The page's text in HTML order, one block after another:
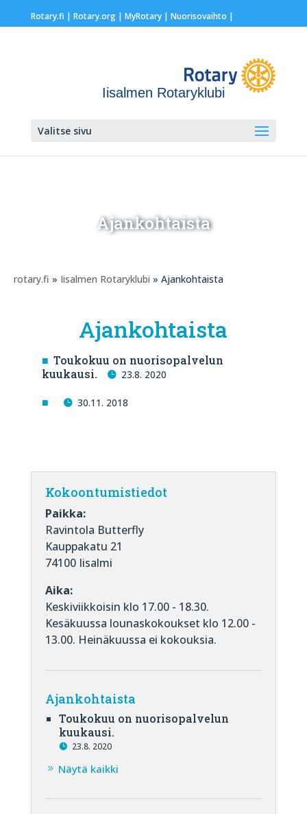
Rotary.fi | Rotary.org| MyRotary | Nuorisovaihto |
Iisalmen Rotaryklubi
Valitse sivu
Ajankohtaista
rotary.fi » Iisalmen Rotaryklubi » Ajankohtaista
Ajankohtaista
Toukokuu on nuorisopalvelun
kuukausi.
23.8. 2020
30.11. 2018
Kokoontumistiedot
Paikka:
Ravintola Butterfly
Kauppakatu 21
74100 Iisalmi
Aika:
Keskiviikkoisin klo 17.00 - 18.30.
Kesäkuussa lounaskokoukset klo 12.00 -
13.00. Heinäkuussa ei kokouksia.
Ajankohtaista
Toukokuu on nuorisopalvelun
kuukausi.
23.8. 2020
Näytä kaikki